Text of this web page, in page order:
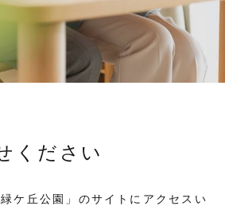
ください
ケ丘公園」のサイトにアクセスい